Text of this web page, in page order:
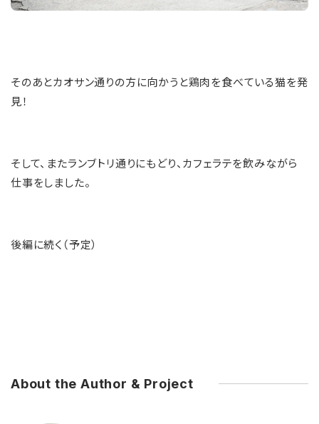
そのあとカオサン通りの方に向かうと鶏肉を食べている猫を発
見！
そして、またランブトリ通りにもどり、カフェラテを飲みながら
仕事をしました。
後編に続く（予定）
About the Author & Project